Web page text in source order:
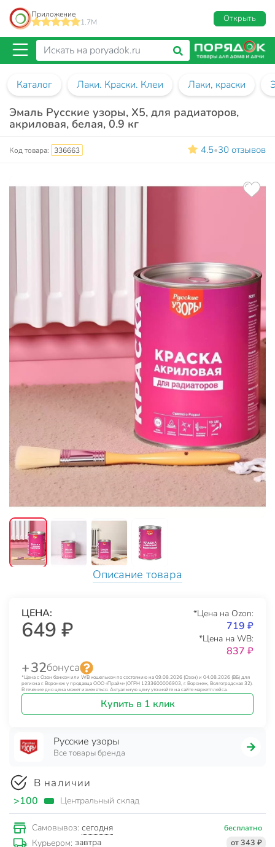
Приложение
1.7M
Открыть
Каталог Лаки. Краски. Клеи Лаки, краски
Эмаль Русские узоры, Х5, для радиаторов,
акриловая, белая, 0.9 кг
Код товара: 336663 4.5•30 отзывов
Описание товара
ЦЕНА:
649 ₽
*Цена на Ozon:
719 ₽
*Цена на WB:
837 ₽
+ 32бонуса
*Цена с Озон банком или WB кошельком по состоянию на 09.08.2026 (Озон) и 04.08.2026 (ВБ) для
региона г. Воронеж у продавца ООО «Прайм» (ОГРН 1233600006903, г. Воронеж, Волгоградская 32).
В течение дня цена может изменяться. Актуальную цену уточняйте на сайте маркетплейса.
Купить в 1 клик
Русские узоры
Все товары бренда
В наличии
>100 Центральный склад
Самовывоз: сегодня бесплатно
Курьером: завтра от 343 ₽